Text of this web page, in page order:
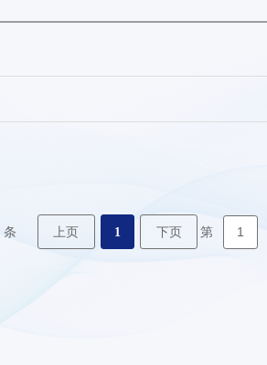
条 上页 1 下页 第